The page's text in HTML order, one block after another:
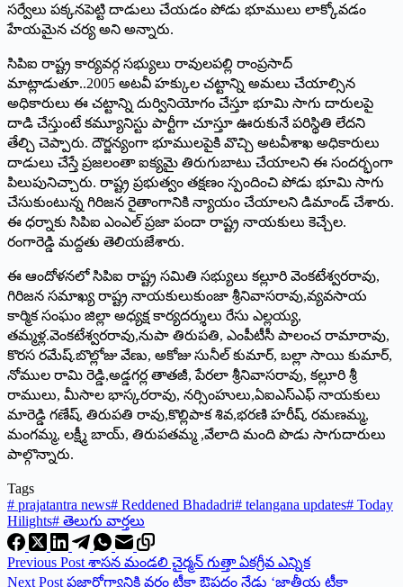
సర్వేలు పక్కనపెట్టి దాడులు చేయడం పోడు భూములు లాక్కోవడం
హేయమైన చర్య అని అన్నారు.
సిపిఐ రాష్ట్ర కార్యవర్గ సభ్యులు రావులపల్లి రాంప్రసాద్‌
‌మాట్లాడుతూ..2005 అటవీ హక్కుల చట్టాన్ని అమలు చేయాల్సిన
అధికారులు ఈ చట్టాన్ని దుర్వినియోగం చేస్తూ భూమి సాగు దారులపై
దాడి చేస్తుంటే కమ్యూనిస్టు పార్టీగా చూస్తూ ఊరుకునే పరిస్థితి లేదని
తేల్చి చెప్పారు. దౌర్జన్యంగా భూములపైకి వొచ్చి అటవీశాఖ అధికారులు
దాడులు చేస్తే ప్రజలంతా ఐక్యమై తిరుగుబాటు చేయాలని ఈ సందర్భంగా
పిలుపునిచ్చారు. రాష్ట్ర ప్రభుత్వం తక్షణం స్పందించి పోడు భూమి సాగు
చేసుకుంటున్న గిరిజన రైతాంగానికి న్యాయం చేయాలని డిమాండ్‌ ‌చేశారు.
ఈ ధర్నాకు సిపిఐ ఎంఎల్‌ ‌ప్రజా పందా రాష్ట్ర నాయకులు కెచ్చేల.
రంగారెడ్డి మద్దతు తెలియజేశారు.
ఈ ఆందోళనలో సిపిఐ రాష్ట్ర సమితి సభ్యులు కల్లూరి వెంకటేశ్వరరావు,
గిరిజన సమాఖ్య రాష్ట్ర నాయకులుకుంజా శ్రీనివాసరావు,వ్యవసాయ
కార్మిక సంఘం జిల్లా అధ్యక్ష కార్యదర్శులు రేసు ఎల్లయ్య,
తమ్మళ్ల.వెంకటేశ్వరరావు,నుపా తిరుపతి, ఎంపీటీసీ పాలంచ రామారావు,
కొరస రమేష్‌.‌బొల్లోజు వేణు, అకోజు సునీల్‌ ‌కుమార్‌, ‌బల్లా సాయి కుమార్‌,
‌నోముల రామి రెడ్డి,అడ్డగర్ల తాతజీ, పేరలా శ్రీనివాసరావు, కల్లూరి శ్రీ
రాములు, మీసాల భాస్కరరావు, నర్సింహులు,ఏఐఎస్‌ఎఫ్‌ ‌నాయకులు
మారెడ్డి గణేష్‌, ‌తిరుపతి రావు,కొల్లిపాక శివ,భరణి హరీష్‌, ‌రమణమ్మ,
మంగమ్మ, లక్ష్మీ బాయ్‌, ‌తిరుపతమ్మ ,వేలాది మంది పొడు సాగుదారులు
పాల్గొన్నారు.
Tags
# prajatantra news# Reddened Bhadadri# telangana updates# Today
Hilights# తెలుగు వార్తలు
Previous Post శాసన మండలి చైర్మన్‌ ‌గుత్తా ఏకగ్రీవ ఎన్నిక
Next Post ‌ప్రజారోగ్యానికి వరం టీకా ఔషధం నేడు ‘జాతీయ టీకా